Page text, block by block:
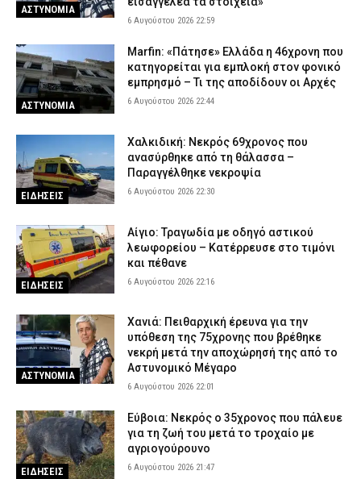
ΕΙΔΗΣΕΙΣ 6 Αυγούστου 2026 16:37
Δυτική Μάνη: Συνελήφθη 27χρονος την ώρα που παραλάμβανε
δέμα με κάνναβη
ΑΣΤΥΝΟΜΙΑ 6 Αυγούστου 2026 16:25
ΑΣΤΥΝΟΜΙΑ
6 Αυγούστου 2026 22:59
ΑΣΤΥΝΟΜΙΑ
Marfin: «Πάτησε» Ελλάδα η 46χρονη που
κατηγορείται για εμπλοκή στον φονικό
εμπρησμό – Τι της αποδίδουν οι Αρχές
6 Αυγούστου 2026 22:44
ΕΙΔΗΣΕΙΣ
Χαλκιδική: Νεκρός 69χρονος που
ανασύρθηκε από τη θάλασσα –
Παραγγέλθηκε νεκροψία
6 Αυγούστου 2026 22:30
ΕΙΔΗΣΕΙΣ
Αίγιο: Τραγωδία με οδηγό αστικού
λεωφορείου – Κατέρρευσε στο τιμόνι
και πέθανε
6 Αυγούστου 2026 22:16
ΑΣΤΥΝΟΜΙΑ
Χανιά: Πειθαρχική έρευνα για την
υπόθεση της 75χρονης που βρέθηκε
νεκρή μετά την αποχώρησή της από το
Αστυνομικό Μέγαρο
6 Αυγούστου 2026 22:01
ΕΙΔΗΣΕΙΣ
Εύβοια: Νεκρός ο 35χρονος που πάλευε
για τη ζωή του μετά το τροχαίο με
αγριογούρουνο
6 Αυγούστου 2026 21:47